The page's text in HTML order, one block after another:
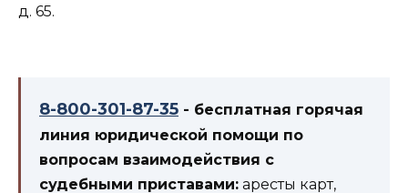
д. 65.
8-800-301-87-35 - бесплатная горячая
линия юридической помощи по
вопросам взаимодействия с
судебными приставами: аресты карт,